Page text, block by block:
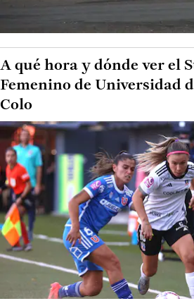
A qué hora y dónde ver el
Femenino de Universidad
Colo